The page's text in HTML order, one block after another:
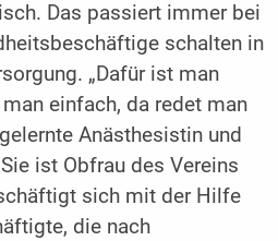
Das passiert immer bei
schalten in
„Dafür ist man
einfach, da redet man
Anästhesistin und
ist Obfrau des Vereins
sich mit der Hilfe
die nach